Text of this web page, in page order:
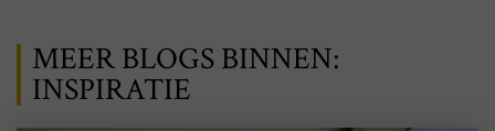
MEER BLOGS BINNEN:
INSPIRATIE